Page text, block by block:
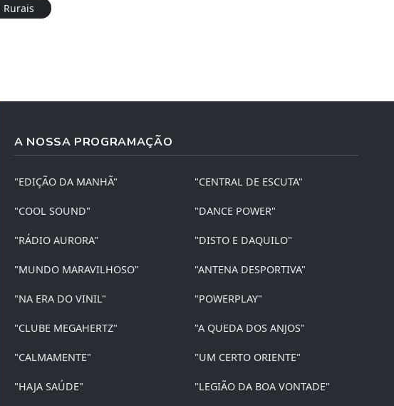
Rurais
A NOSSA PROGRAMAÇÃO
"EDIÇÃO DA MANHÃ" "CENTRAL DE ESCUTA"
"COOL SOUND" "DANCE POWER"
"RÁDIO AURORA" "DISTO E DAQUILO"
"MUNDO MARAVILHOSO" "ANTENA DESPORTIVA"
"NA ERA DO VINIL" "POWERPLAY"
"CLUBE MEGAHERTZ" "A QUEDA DOS ANJOS"
"CALMAMENTE" "UM CERTO ORIENTE"
"HAJA SAÚDE" "LEGIÃO DA BOA VONTADE"